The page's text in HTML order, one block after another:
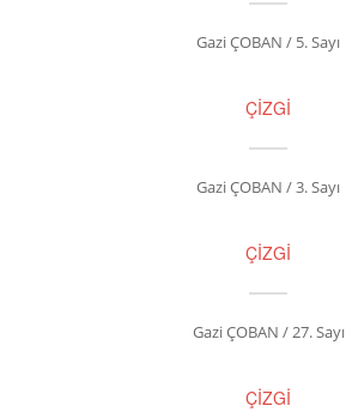
Gazi ÇOBAN / 5. Sayı
ÇİZGİ
Gazi ÇOBAN / 3. Sayı
ÇİZGİ
Gazi ÇOBAN / 27. Sayı
ÇİZGİ